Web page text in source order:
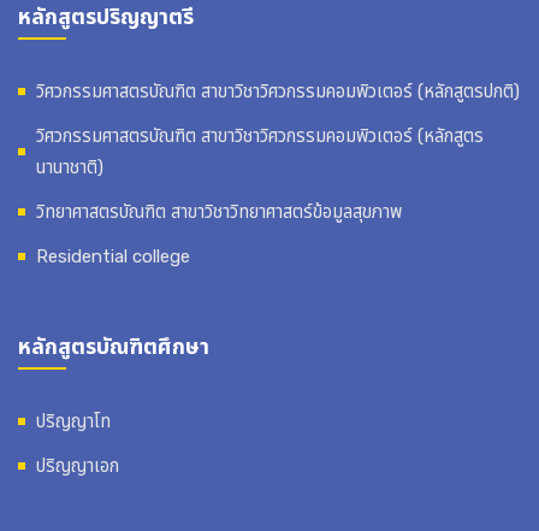
หลักสูตรปริญญาตรี
วิศวกรรมศาสตรบัณฑิต สาขาวิชาวิศวกรรมคอมพิวเตอร์ (หลักสูตรปกติ)
วิศวกรรมศาสตรบัณฑิต สาขาวิชาวิศวกรรมคอมพิวเตอร์ (หลักสูตร
นานาชาติ)
วิทยาศาสตรบัณฑิต สาขาวิชาวิทยาศาสตร์ข้อมูลสุขภาพ
Residential college
หลักสูตรบัณฑิตศึกษา
ปริญญาโท
ปริญญาเอก